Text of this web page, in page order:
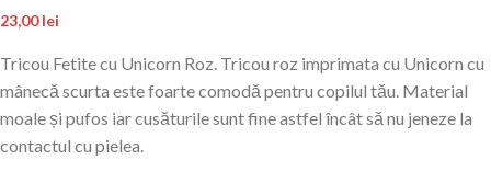
23,00lei
Tricou Fetite cu Unicorn Roz. Tricou roz imprimata cu Unicorn cu
mânecă scurta este foarte comodă pentru copilul tău. Material
moale și pufos iar cusăturile sunt fine astfel încât să nu jeneze la
contactul cu pielea.